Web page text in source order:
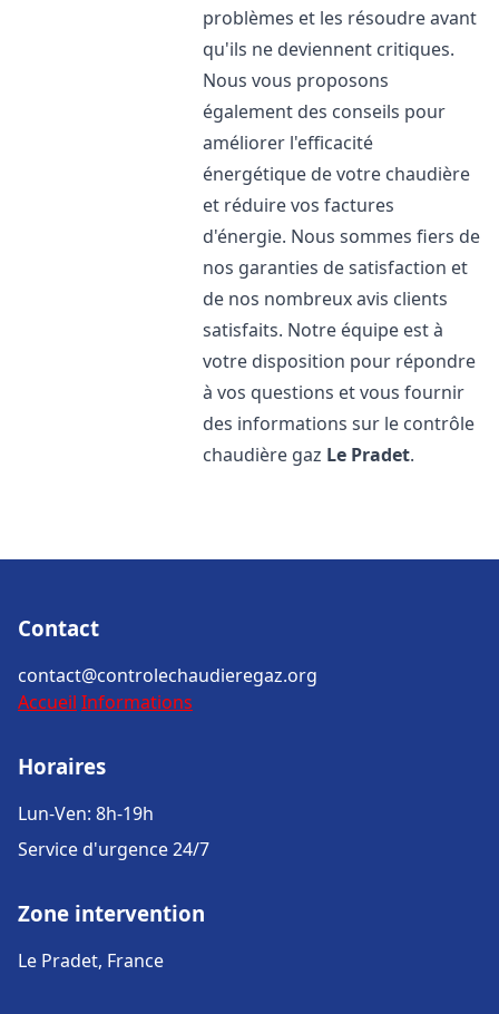
problèmes et les résoudre avant
qu'ils ne deviennent critiques.
Nous vous proposons
également des conseils pour
améliorer l'efficacité
énergétique de votre chaudière
et réduire vos factures
d'énergie. Nous sommes fiers de
nos garanties de satisfaction et
de nos nombreux avis clients
satisfaits. Notre équipe est à
votre disposition pour répondre
à vos questions et vous fournir
des informations sur le contrôle
chaudière gaz Le Pradet.
Contact
contact@controlechaudieregaz.org
Accueil Informations
Horaires
Lun-Ven: 8h-19h
Service d'urgence 24/7
Zone intervention
Le Pradet, France